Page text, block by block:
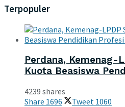
Terpopuler
Perdana, Kemenag-
Kuota Beasiswa
4239 shares
Share 1696 Tweet 1060